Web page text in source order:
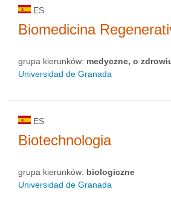
ES
Biomedicina
grupa kierunków: medyczne, o
Universidad de Granada
ES
Biotechnologia
grupa kierunków: biologiczne
Universidad de Granada